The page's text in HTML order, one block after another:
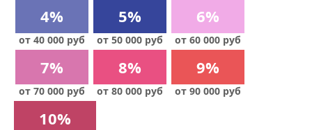
4%
от 40 000 руб
5%
от 50 000 руб
6%
от 60 000 руб
7%
от 70 000 руб
8%
от 80 000 руб
9%
от 90 000 руб
10%